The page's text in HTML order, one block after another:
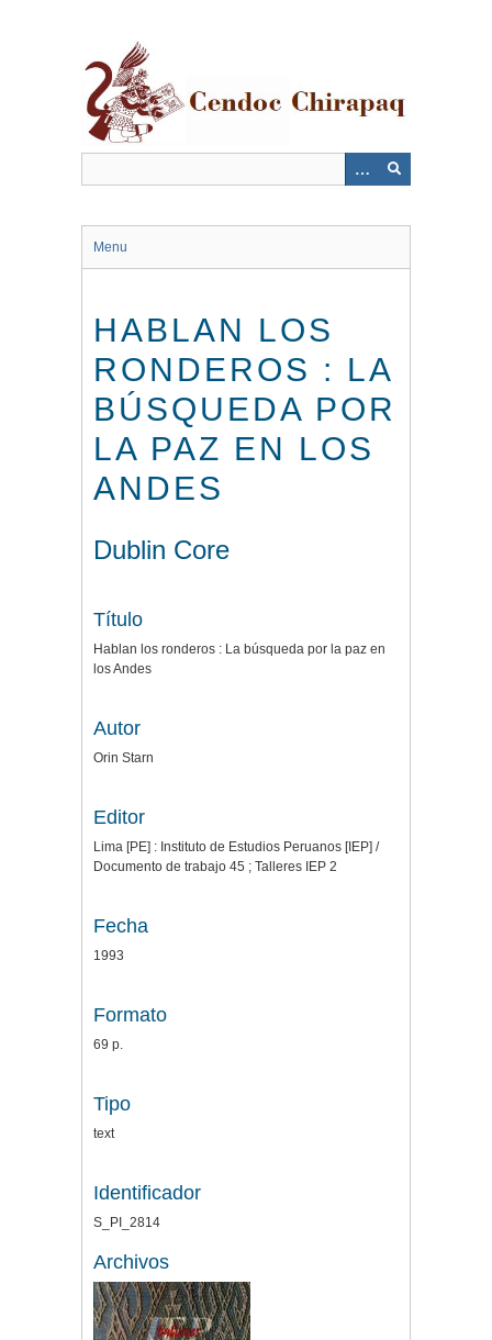
Menu
HABLAN LOS
RONDEROS : LA
BÚSQUEDA POR
LA PAZ EN LOS
ANDES
Dublin Core
Título
Hablan los ronderos : La búsqueda por la paz en
los Andes
Autor
Orin Starn
Editor
Lima [PE] : Instituto de Estudios Peruanos [IEP] /
Documento de trabajo 45 ; Talleres IEP 2
Fecha
1993
Formato
69 p.
Tipo
text
Identificador
S_PI_2814
Archivos